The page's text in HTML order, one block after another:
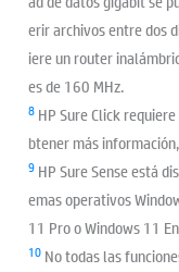
erir archivos entre dos
iere un router
es de 160 MHz.
8 HP Sure Click
btener más
9 HP Sure Sense está
emas operativos
11 Pro o Windows 11
10 No todas las